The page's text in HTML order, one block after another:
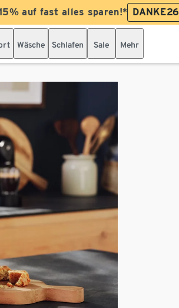
auf fast alles sparen!* DANKE26
Wäsche Schlafen Sale Mehr